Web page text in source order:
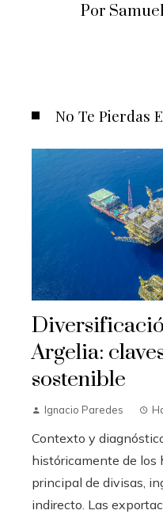
Por
No Te Pierdas
Argelia:
sostenible
Ignacio Paredes
Contexto y
históricamente de los
principal de divisas,
indirecto. Las